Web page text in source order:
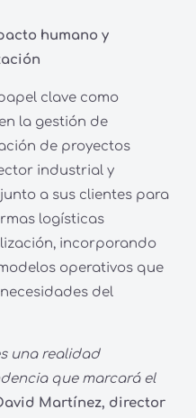
humano y
clave como
la gestión de
de proyectos
industrial y
a sus clientes para
logísticas
incorporando
operativos que
del
una realidad
que marcará el
Martínez, director